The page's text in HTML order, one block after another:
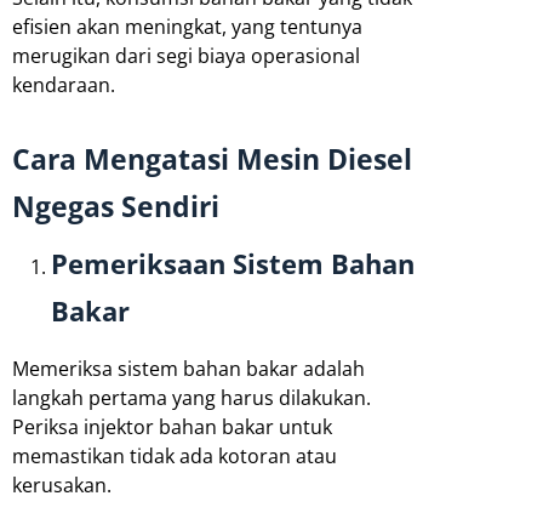
efisien akan meningkat, yang tentunya
merugikan dari segi biaya operasional
kendaraan.
Cara Mengatasi Mesin Diesel
Ngegas Sendiri
Pemeriksaan Sistem Bahan
Bakar
Memeriksa sistem bahan bakar adalah
langkah pertama yang harus dilakukan.
Periksa injektor bahan bakar untuk
memastikan tidak ada kotoran atau
kerusakan.